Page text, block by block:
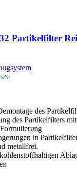
Partikelfilter
des
des Partikelfilters
in
metallfrei.